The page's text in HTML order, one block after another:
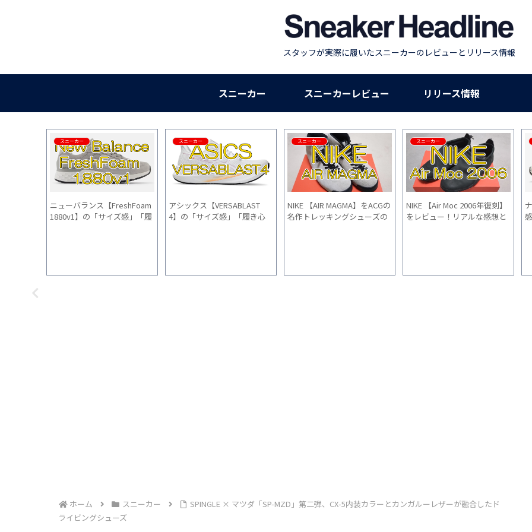
スタッフが実際に履いたスニーカーのレビューとリリース情報
スニーカー スニーカーレビュー リリース情報
スニーカー
ニューバランス【FreshFoam
1880v1】の「サイズ感」「履
スニーカー
アシックス【VERSABLAST
4】の「サイズ感」「履き心
スニーカー
NIKE 【AIR MAGMA】をACGの
名作トレッキングシューズの
スニーカー
NIKE 【Air Moc 2006年復刻】
をレビュー！リアルな感想と
ホーム スニーカー
SPINGLE × マツダ「SP-MZD」第二弾、CX-5内装カラーとカンガルーレザーが融合したド
ライビングシューズ